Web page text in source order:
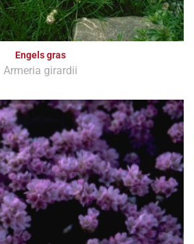
Engels gras
Armeria girardii